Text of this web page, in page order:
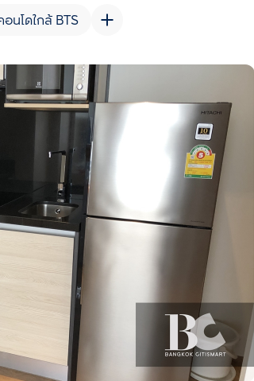
อนโดใกล้ BTS
เพิ่มยูนิตเปรียบเทียบ